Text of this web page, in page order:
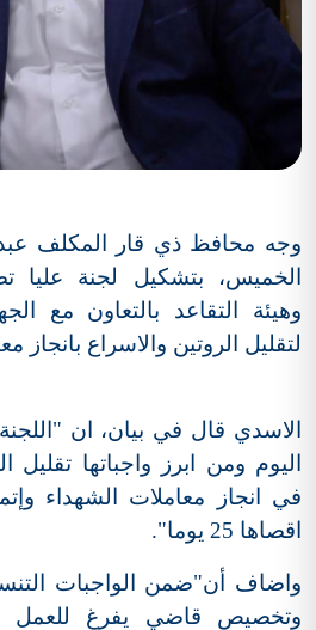
وجه محافظ ذي قار المكلف عبد
الخميس، بتشكيل لجنة
وهيئة التقاعد بالتعاون مع
لتقليل الروتين والاسراع بانجاز
الاسدي قال في بيان، ان
اليوم ومن ابرز واجباتها تقليل
في انجاز معاملات الشهداء
اقصاها 25 يوما".
واضاف أن"ضمن الواجبات
وتخصيص قاضي يفرغ للعمل